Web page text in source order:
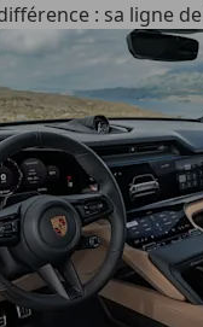
: sa ligne